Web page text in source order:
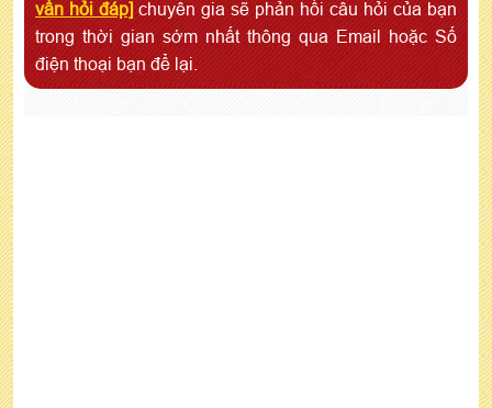
vấn hỏi đáp] chuyên gia sẽ phản hồi câu hỏi của bạn
trong thời gian sớm nhất thông qua Email hoặc Số
điện thoại bạn để lại.